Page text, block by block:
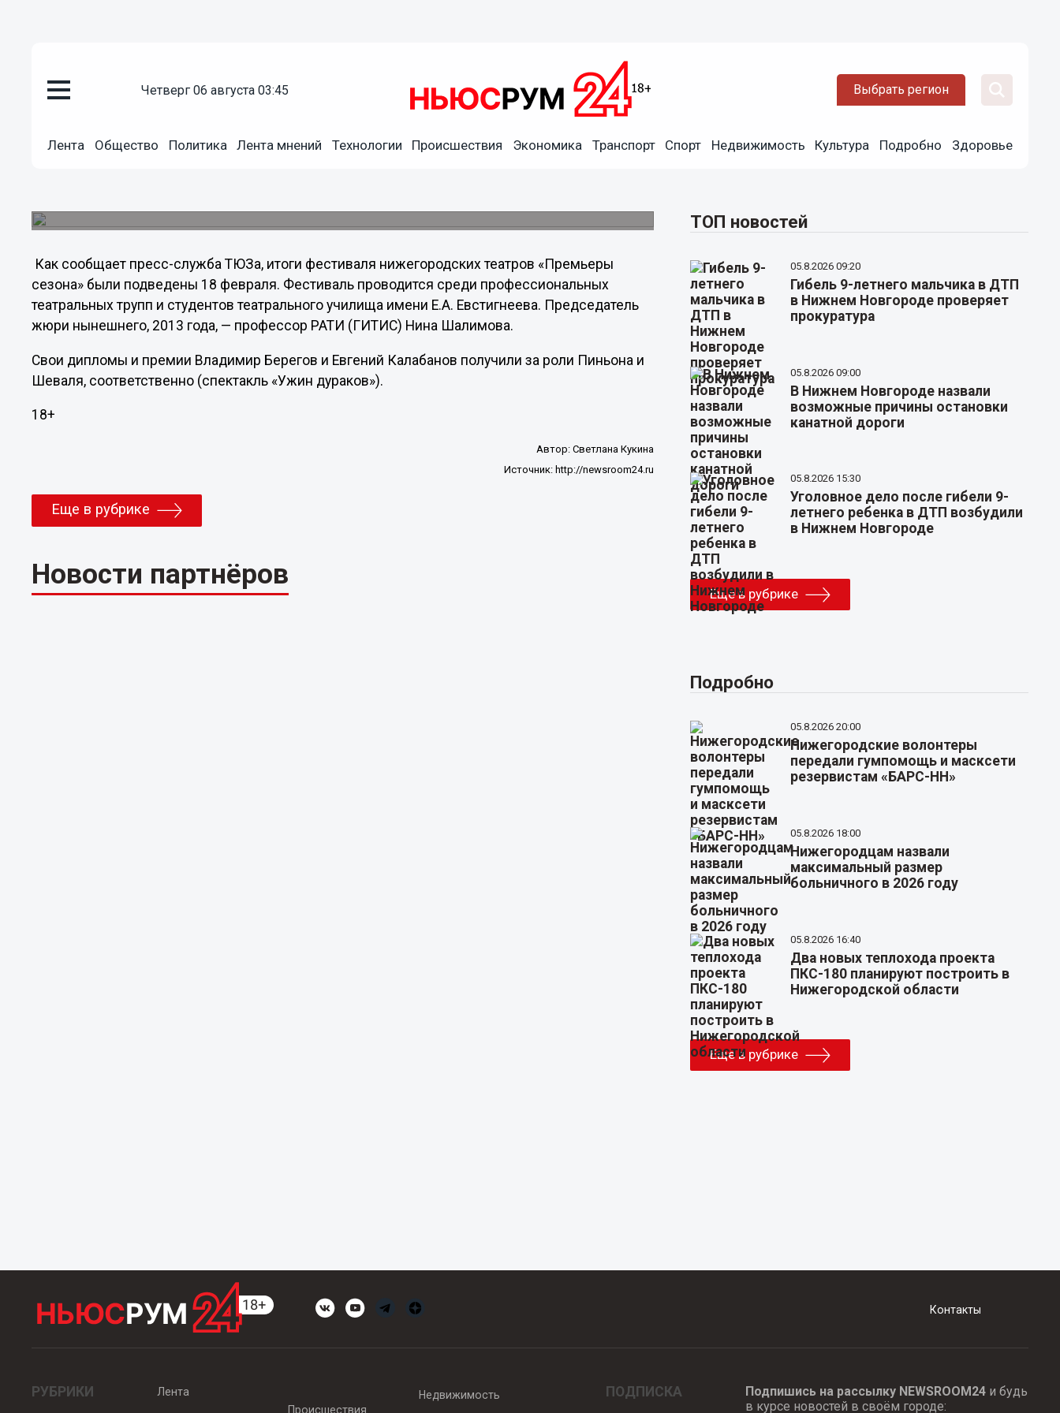
четверг 06 августа 03:45 Выбрать регион
Лента Общество Политика Лента мнений Технологии Происшествия Экономика Транспорт Спорт Недвижимость Культура Подробно Здоровье
Нижегородские актеры Владимир Берегов и Евгений
Как сообщает пресс-служба ТЮЗа, итоги фестиваля нижегородских театров «Премьеры
сезона» были подведены 18 февраля. Фестиваль проводится среди профессиональных
театральных трупп и студентов театрального училища имени Е.А. Евстигнеева. Председатель
жюри нынешнего, 2013 года, — профессор РАТИ (ГИТИС) Нина Шалимова.
Свои дипломы и премии Владимир Берегов и Евгений Калабанов получили за роли Пиньона и
Шеваля, соответственно (спектакль «Ужин дураков»).
18+
Автор: Светлана Кукина
Источник: http://newsroom24.ru
Еще в рубрике
Новости партнёров
ТОП новостей
05.8.2026 09:20
Гибель 9-летнего мальчика в ДТП
в Нижнем Новгороде проверяет
прокуратура
05.8.2026 09:00
В Нижнем Новгороде назвали
возможные причины остановки
канатной дороги
05.8.2026 15:30
Уголовное дело после гибели 9-
летнего ребенка в ДТП возбудили
в Нижнем Новгороде
Еще в рубрике
Подробно
05.8.2026 20:00
Нижегородские волонтеры
передали гумпомощь и масксети
резервистам «БАРС-НН»
05.8.2026 18:00
Нижегородцам назвали
максимальный размер
больничного в 2026 году
05.8.2026 16:40
Два новых теплохода проекта
ПКС-180 планируют построить в
Нижегородской области
Еще в рубрике
Контакты
РУБРИКИ
Лента
Происшествия
Недвижимость ПОДПИСКА Подпишись на рассылку NEWSROOM24и будь
в курсе новостей в своём городе: